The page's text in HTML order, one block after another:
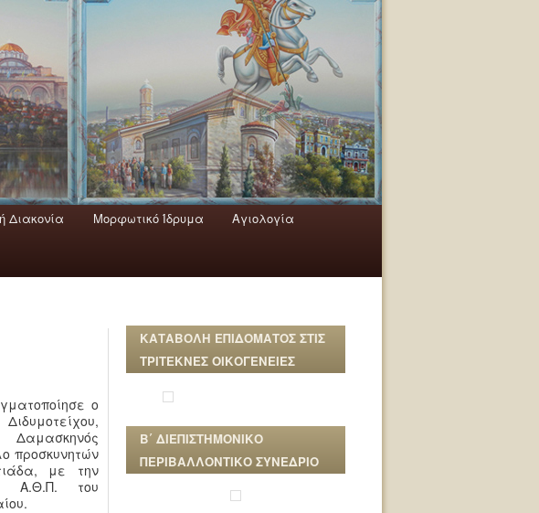
Διακονία Μορφωτικό Ίδρυμα Αγιολογία
ο
προσκυνητών
με την
Α.Θ.Π. του
ΚΑΤΑΒΟΛΗ ΕΠΙΔΟΜΑΤΟΣ ΣΤΙΣ
ΤΡΙΤΕΚΝΕΣ ΟΙΚΟΓΕΝΕΙΕΣ
Β΄ ΔΙΕΠΙΣΤΗΜΟΝΙΚΟ
ΠΕΡΙΒΑΛΛΟΝΤΙΚΟ ΣΥΝΕΔΡΙΟ